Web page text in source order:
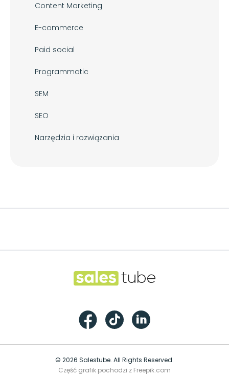
Content Marketing
E-commerce
Paid social
Programmatic
SEM
SEO
Narzędzia i rozwiązania
Salestube
FacebookTikTok LinkedIn
© 2026 Salestube. All Rights Reserved.
Część grafik pochodzi z Freepik.com